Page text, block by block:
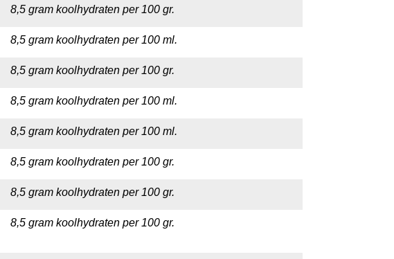
8,5 gram koolhydraten per 100 gr.
8,5 gram koolhydraten per 100 ml.
8,5 gram koolhydraten per 100 gr.
8,5 gram koolhydraten per 100 ml.
8,5 gram koolhydraten per 100 ml.
8,5 gram koolhydraten per 100 gr.
8,5 gram koolhydraten per 100 gr.
8,5 gram koolhydraten per 100 gr.